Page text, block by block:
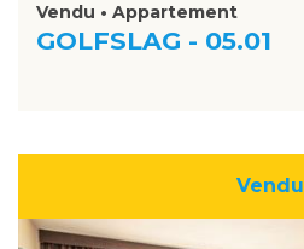
Vendu • Appartement
GOLFSLAG - 05.01
Vendu